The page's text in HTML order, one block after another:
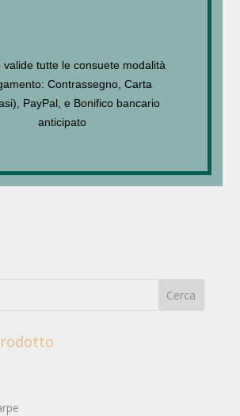
valide tutte le consuete modalità
Contrassegno, Carta
PayPal, e Bonifico bancario
anticipato